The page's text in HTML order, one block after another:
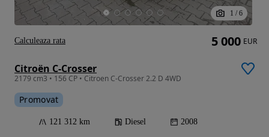
1 / 6
Citroën C-Crosser
2179 cm3 • 156 CP • Citroen C-Crosser 2.2 D 4WD
Promovat
121 312 km Diesel 2008
5 000 EUR
Calculeaza rata